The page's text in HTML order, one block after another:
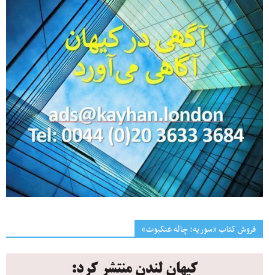
فروش کتاب «سوریه: چاله عنکبوت»